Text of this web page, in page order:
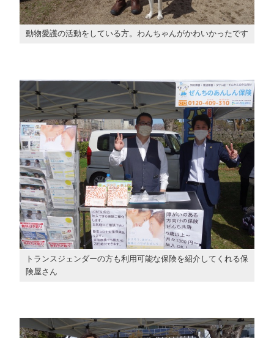
動物愛護の活動をしている方。わんちゃんがかわいかったです
トランスジェンダーの方も利用可能な保険を紹介してくれる保
険屋さん